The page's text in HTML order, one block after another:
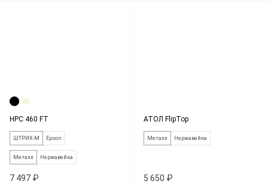
HPC 460 FT
ШТРИХ-М Epson
Металл Нержавейка
7 497 ₽
АТОЛ FlipTop
Металл Нержавейка
5 650 ₽